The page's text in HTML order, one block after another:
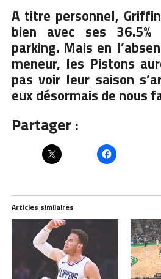
A titre personnel,
bien avec ses
parking. Mais en
meneur, les Pistons
pas voir leur saison
eux désormais de nous
Partager :
Articles similaires